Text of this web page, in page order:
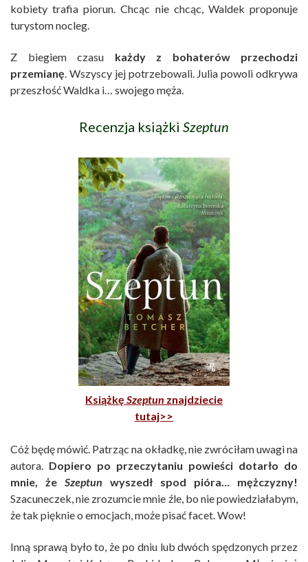
kobiety trafia piorun. Chcąc nie chcąc, Waldek proponuje
turystom nocleg.
Z biegiem czasu każdy z bohaterów przechodzi
przemianę. Wszyscy jej potrzebowali. Julia powoli odkrywa
przeszłość Waldka i… swojego męża.
Recenzja książki Szeptun
Książkę Szeptun znajdziecie
tutaj>>
Cóż będę mówić. Patrząc na okładkę, nie zwróciłam uwagi na
autora. Dopiero po przeczytaniu powieści dotarło do
mnie, że Szeptun wyszedł spod pióra… mężczyzny!
Szacuneczek, nie zrozumcie mnie źle, bo nie powiedziałabym,
że tak pięknie o emocjach, może pisać facet. Wow!
Inną sprawą było to, że po dniu lub dwóch spędzonych przez